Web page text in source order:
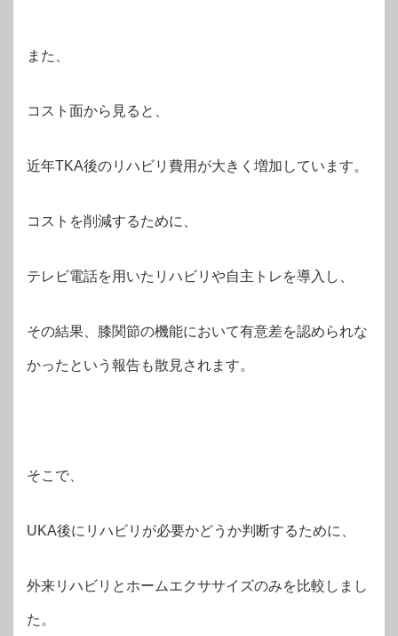
また、
コスト面から見ると、
近年TKA後のリハビリ費用が大きく増加しています。
コストを削減するために、
テレビ電話を用いたリハビリや自主トレを導入し、
その結果、膝関節の機能において有意差を認められな
かったという報告も散見されます。
そこで、
UKA後にリハビリが必要かどうか判断するために、
外来リハビリとホームエクササイズのみを比較しまし
た。